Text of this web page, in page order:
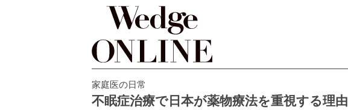
家庭医の日常
不眠症治療で日本が薬物療法を重視する理由